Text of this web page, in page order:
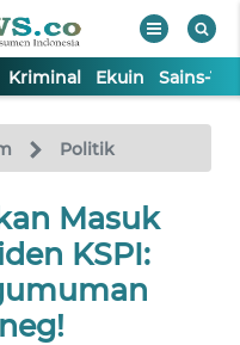
Kriminal Ekuin Sains-
Politik
Masuk
KSPI: